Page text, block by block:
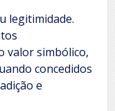
legitimidade.
valor simbólico,
concedidos
e